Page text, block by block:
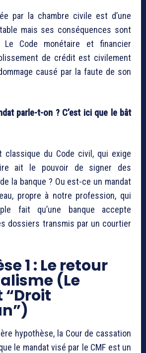
par la chambre civile est d’une
mais ses conséquences sont
Code monétaire et financier
de crédit est civilement
causé par la faute de son
parle-t-on ? C’est ici que le bât
classique du Code civil, qui exige
ait le pouvoir de signer des
la banque ? Ou est-ce un mandat
propre à notre profession, qui
fait qu’une banque accepte
dossiers transmis par un courtier
1 : Le retour
(Le
hypothèse, la Cour de cassation
le mandat visé par le CMF est un